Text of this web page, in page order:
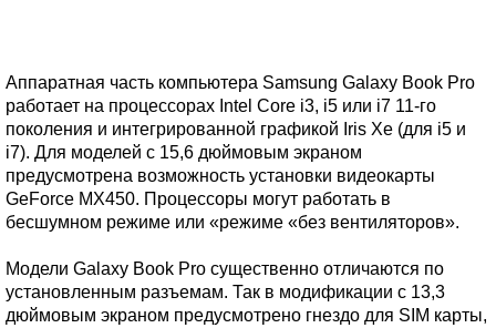
Аппаратная часть компьютера Samsung Galaxy Book Pro
работает на процессорах Intel Core i3, i5 или i7 11-го
поколения и интегрированной графикой Iris Xe (для i5 и
i7). Для моделей с 15,6 дюймовым экраном
предусмотрена возможность установки видеокарты
GeForce MX450. Процессоры могут работать в
бесшумном режиме или «режиме «без вентиляторов».
Модели Galaxy Book Pro существенно отличаются по
установленным разъемам. Так в модификации с 13,3
дюймовым экраном предусмотрено гнездо для SIM карты,